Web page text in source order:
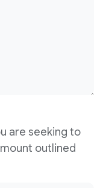
are seeking to
outlined